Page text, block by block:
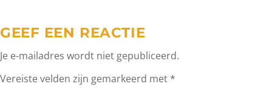
GEEF EEN REACTIE
Je e-mailadres wordt niet gepubliceerd.
Vereiste velden zijn gemarkeerd met *